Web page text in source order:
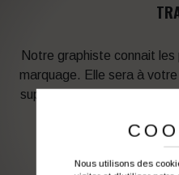
Notre graphiste connait
marquage. Elle sera à
support en fonction des
Vous souhaitez
Nous utilisons des